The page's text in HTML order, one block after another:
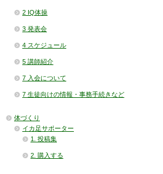
2 IQ体操
3 発表会
4 スケジュール
5 講師紹介
7 入会について
7 生徒向けの情報・事務手続きなど
体づくり
イカ足サポーター
1. 投稿集
2. 購入する